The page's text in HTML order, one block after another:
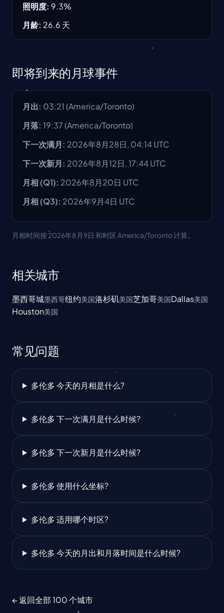
照明度: 9.3%
月龄: 26.6 天
即将到来的月球事件
月出: 03:21(America/Toronto)
月落: 19:37(America/Toronto)
下一次满月 : 2026年8月28日, 04:14 UTC
下一次新月 : 2026年8月12日, 17:44 UTC
月相 (Q1): 2026年8月20日 UTC
月相 (Q3): 2026年9月4日 UTC
月相时间按 2026年8月9日 和时区 America/Toronto 计算。
相关城市
墨西哥城墨西哥纽约美国洛杉矶美国芝加哥美国Dallas美国
Houston美国
常见问题
多伦多 今天的月相是什么?
多伦多 下一次满月是什么时候?
多伦多 下一次新月是什么时候?
多伦多 使用什么坐标?
多伦多 适用哪个时区?
多伦多 今天的月出和月落时间是什么时候?
← 返回全部 100 个城市